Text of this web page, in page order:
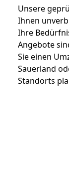
Unsere
Ihnen
Ihre
Angebote
Sie einen
Sauerland
Standorts